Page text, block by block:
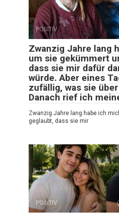
POSITIV
Zwanzig Jahre lang
um sie gekümmert
dass sie mir dafür
würde. Aber eines
zufällig, was sie
Danach rief ich
Zwanzig Jahre lang habe ich
geglaubt, dass sie mir
POSITIV